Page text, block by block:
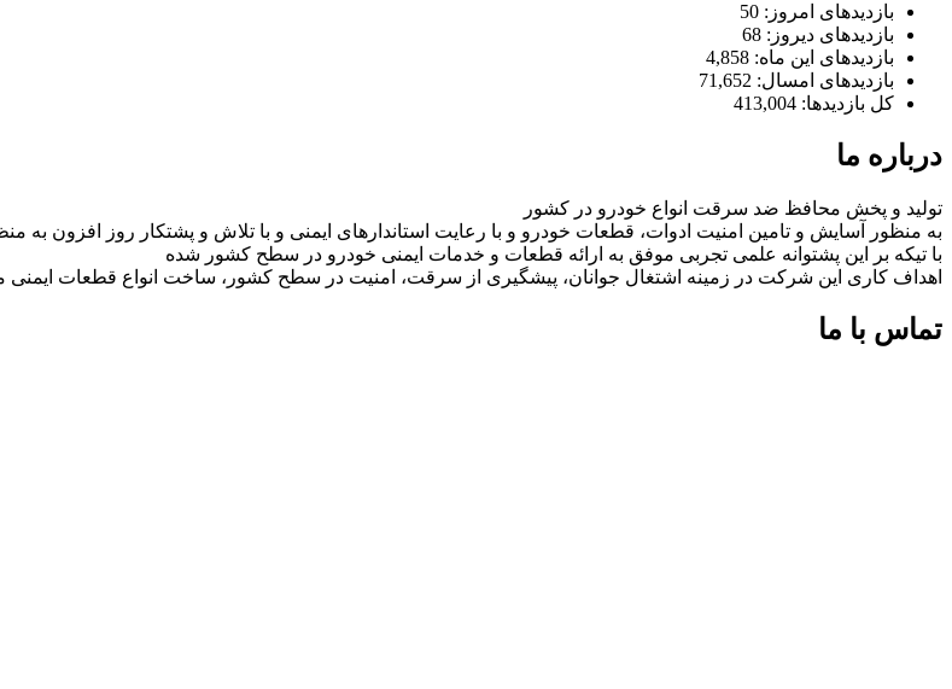
بازدیدهای امروز: 50
بازدیدهای دیروز: 68
بازدیدهای این ماه: 4,858
بازدیدهای امسال: 71,652
کل بازدیدها: 413,004
درباره ما
تولید و پخش محافظ ضد سرقت انواع خودرو در کشور
به منظور آسایش و تامین امنیت ادوات، قطعات خودرو و با رعایت استاندارهای ایمنی و با تلاش و پشتکار روز افزون
با تیکه بر این پشتوانه علمی تجربی موفق به ارائه قطعات و خدمات ایمنی خودرو در سطح کشور شده
اهداف کاری این شرکت در زمینه اشتغال جوانان، پیشگیری از سرقت، امنیت در سطح کشور، ساخت انواع قطعات
تماس با ما